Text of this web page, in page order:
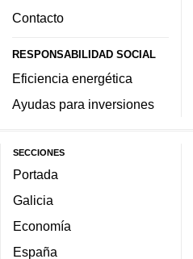
Contacto
RESPONSABILIDAD SOCIAL
Eficiencia energética
Ayudas para inversiones
SECCIONES
Portada
Galicia
Economía
España